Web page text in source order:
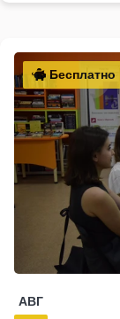
Бесплатно
АВГ